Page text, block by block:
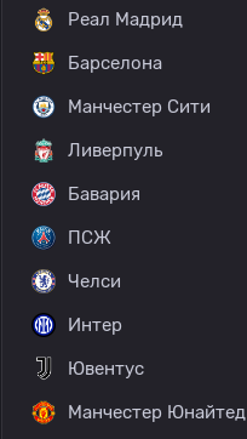
Реал Мадрид
Барселона
Манчестер Сити
Ливерпуль
Бавария
ПСЖ
Челси
Интер
Ювентус
Манчестер Юнайтед